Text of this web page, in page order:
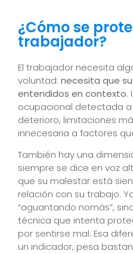
¿Cómo se
trabajador?
El trabajador necesita
voluntad: necesita que
entendidos en contexto.
ocupacional detectada
deterioro, limitaciones
innecesaria a factores
También hay una
siempre se dice en voz
que su malestar está
relación con su trabajo.
“aguantando nomás”,
técnica que intenta
por sentirse mal. Esa
un indicador, pesa